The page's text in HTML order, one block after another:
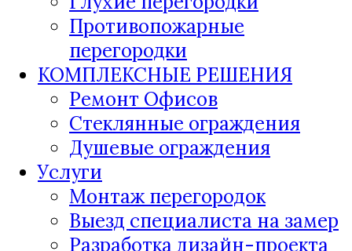
Противопожарные
перегородки
КОМПЛЕКСНЫЕ РЕШЕНИЯ
Ремонт Офисов
Стеклянные ограждения
Душевые ограждения
Услуги
Монтаж перегородок
Выезд специалиста на замер
Разработка дизайн-проекта